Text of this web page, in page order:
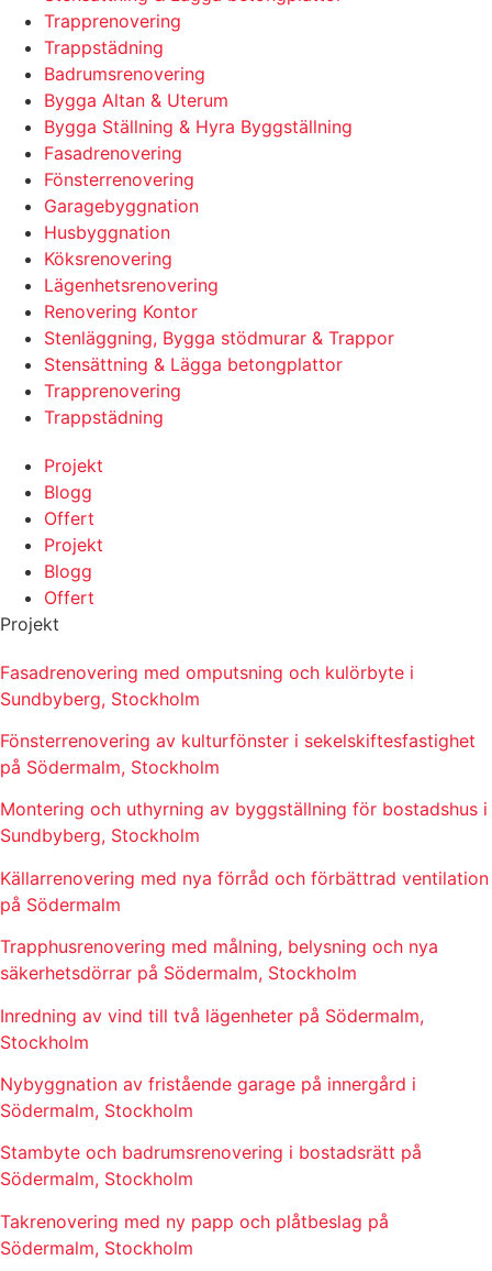
Trapprenovering
Trappstädning
Badrumsrenovering
Bygga Altan & Uterum
Bygga Ställning & Hyra Byggställning
Fasadrenovering
Fönsterrenovering
Garagebyggnation
Husbyggnation
Köksrenovering
Lägenhetsrenovering
Renovering Kontor
Stenläggning, Bygga stödmurar & Trappor
Stensättning & Lägga betongplattor
Trapprenovering
Trappstädning
Projekt
Blogg
Offert
Projekt
Blogg
Offert
Projekt
Fasadrenovering med omputsning och kulörbyte i
Sundbyberg, Stockholm
Fönsterrenovering av kulturfönster i sekelskiftesfastighet
på Södermalm, Stockholm
Montering och uthyrning av byggställning för bostadshus i
Sundbyberg, Stockholm
Källarrenovering med nya förråd och förbättrad ventilation
på Södermalm
Trapphusrenovering med målning, belysning och nya
säkerhetsdörrar på Södermalm, Stockholm
Inredning av vind till två lägenheter på Södermalm,
Stockholm
Nybyggnation av fristående garage på innergård i
Södermalm, Stockholm
Stambyte och badrumsrenovering i bostadsrätt på
Södermalm, Stockholm
Takrenovering med ny papp och plåtbeslag på
Södermalm, Stockholm